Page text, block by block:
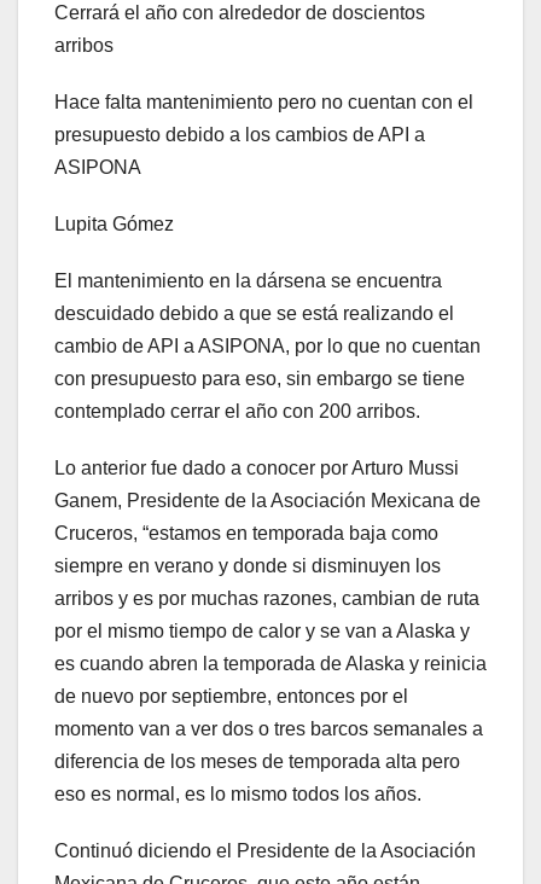
Cerrará el año con alrededor de doscientos
arribos
Hace falta mantenimiento pero no cuentan con el
presupuesto debido a los cambios de API a
ASIPONA
Lupita Gómez
El mantenimiento en la dársena se encuentra
descuidado debido a que se está realizando el
cambio de API a ASIPONA, por lo que no cuentan
con presupuesto para eso, sin embargo se tiene
contemplado cerrar el año con 200 arribos.
Lo anterior fue dado a conocer por Arturo Mussi
Ganem, Presidente de la Asociación Mexicana de
Cruceros, “estamos en temporada baja como
siempre en verano y donde si disminuyen los
arribos y es por muchas razones, cambian de ruta
por el mismo tiempo de calor y se van a Alaska y
es cuando abren la temporada de Alaska y reinicia
de nuevo por septiembre, entonces por el
momento van a ver dos o tres barcos semanales a
diferencia de los meses de temporada alta pero
eso es normal, es lo mismo todos los años.
Continuó diciendo el Presidente de la Asociación